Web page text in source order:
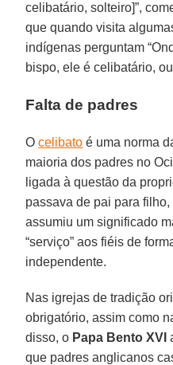
celibatário, solteiro]”,
que quando visita
indígenas perguntam
bispo, ele é celibatário,
Falta de padres
Ocelibato é uma norma
maioria dos padres no
ligada à questão da
passava de pai para
assumiu um significado
“serviço” aos fiéis de
independente.
Nas igrejas de tradição
obrigatório, assim como
disso, o Papa Bento XVI
que padres anglicanos